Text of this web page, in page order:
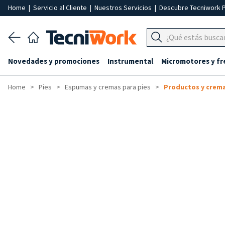
Home | Servicio al Cliente | Nuestros Servicios | Descubre Tecniwork
Novedades y promociones Instrumental Micromotores y
Home Pies Espumas y cremas para pies Productos y